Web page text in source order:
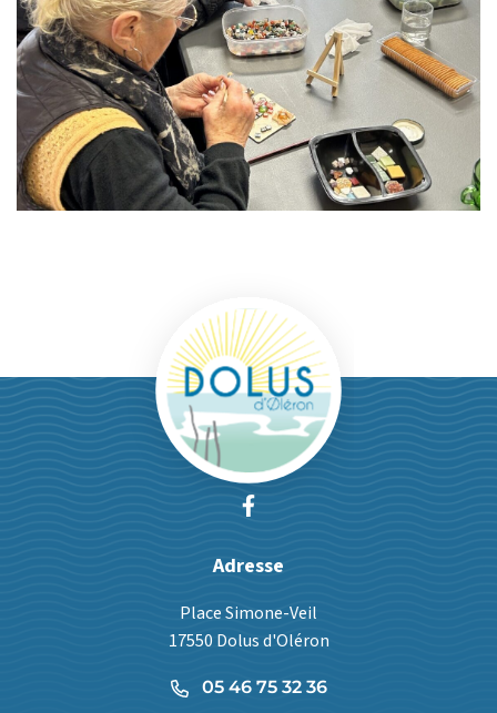
Lien vers le compte
Adresse
Place Simone-Veil
17550 Dolus d'Oléron
05 46 75 32 36